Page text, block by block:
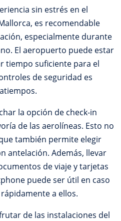
sin estrés en el
es recomendable
especialmente durante
El aeropuerto puede estar
tiempo suficiente para el
de seguridad es
la opción de check-in
de las aerolíneas. Esto no
también permite elegir
antelación. Además, llevar
de viaje y tarjetas
puede ser útil en caso
a ellos.
de las instalaciones del